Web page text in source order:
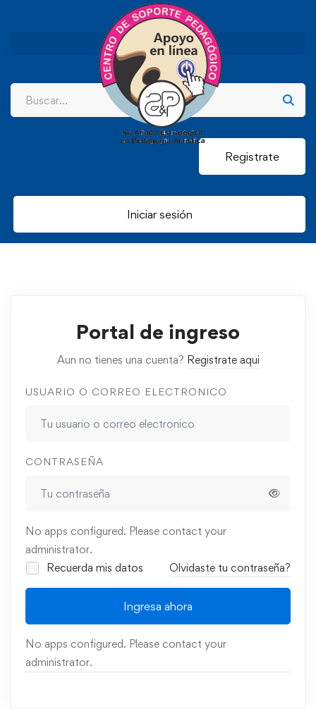
Registrate
Iniciar sesión
Portal de ingreso
Aun no tienes una cuenta? Registrate aqui
USUARIO O CORREO ELECTRONICO
CONTRASEÑA
No apps configured. Please contact your
administrator.
Recuerda mis datos
Olvidaste tu contraseña?
Ingresa ahora
No apps configured. Please contact your
administrator.